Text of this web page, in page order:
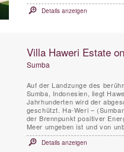
Details anzeigen
Villa Haweri Estate
Sumba
Auf der Landzunge des
Sumba, Indonesien, liegt
Jahrhunderten wird der
geschützt. Ha-Weri –
der Brennpunkt positiver
Meer umgeben ist und von
Details anzeigen